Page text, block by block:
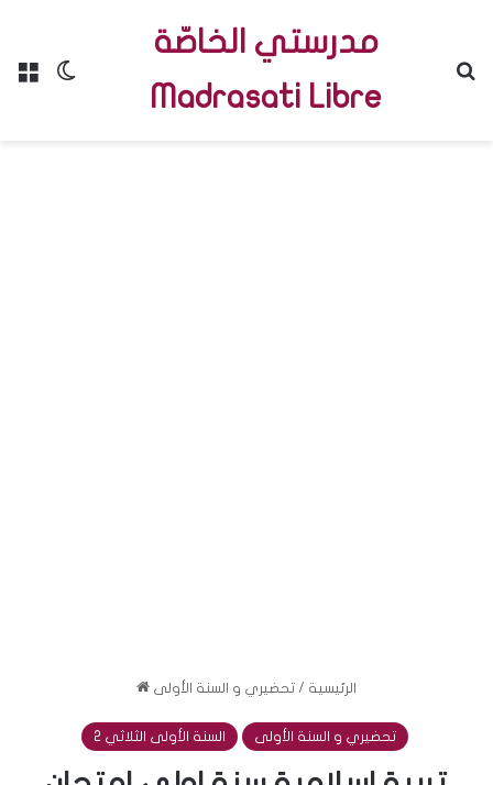
Menu
مدرستي الخاصّة
Madrasati Libre
الرئيسية / تحضيري و السنة الأولى
السنة الأولى الثلاثي 2 تحضيري و السنة الأولى